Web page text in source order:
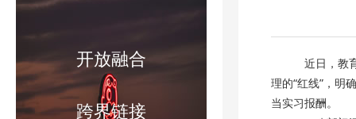
开放融合
跨界链接
近日，教
理的“红线”，明
当实习报酬。